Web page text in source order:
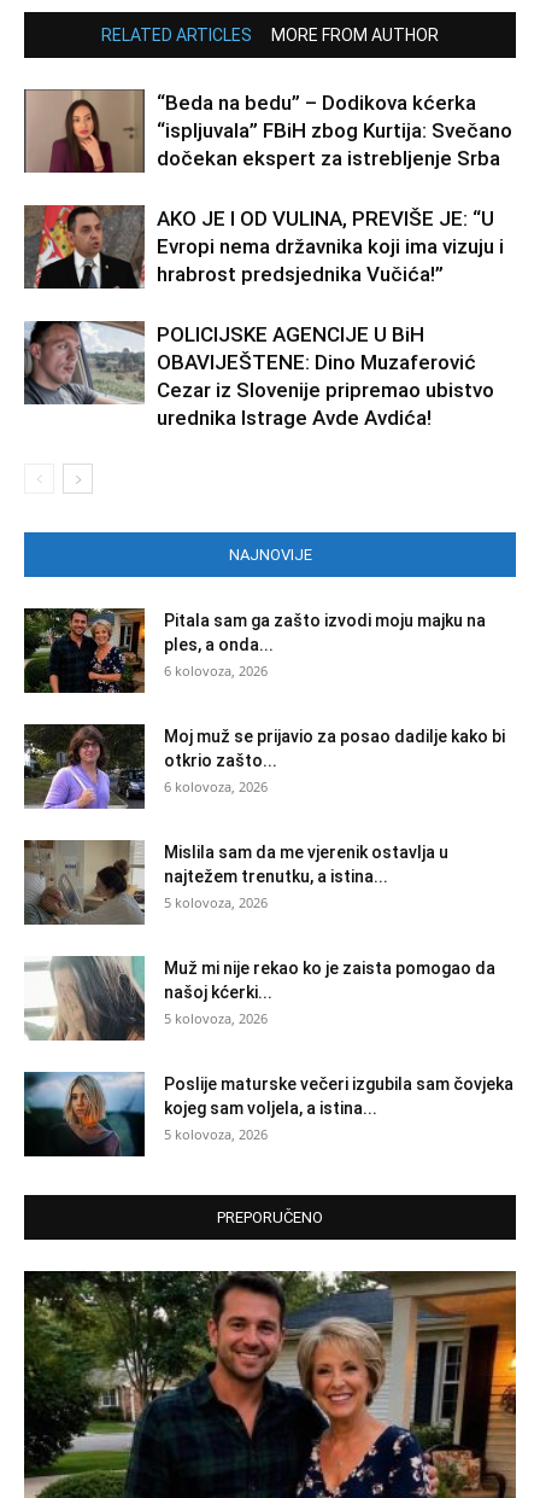
RELATED ARTICLES MORE FROM AUTHOR
“Beda na bedu” – Dodikova kćerka
“ispljuvala” FBiH zbog Kurtija: Svečano
dočekan ekspert za istrebljenje Srba
AKO JE I OD VULINA, PREVIŠE JE: “U
Evropi nema državnika koji ima vizuju i
hrabrost predsjednika Vučića!”
POLICIJSKE AGENCIJE U BiH
OBAVIJEŠTENE: Dino Muzaferović
Cezar iz Slovenije pripremao ubistvo
urednika Istrage Avde Avdića!
NAJNOVIJE
Pitala sam ga zašto izvodi moju majku na
ples, a onda...
6 kolovoza, 2026
Moj muž se prijavio za posao dadilje kako bi
otkrio zašto...
6 kolovoza, 2026
Mislila sam da me vjerenik ostavlja u
najtežem trenutku, a istina...
5 kolovoza, 2026
Muž mi nije rekao ko je zaista pomogao da
našoj kćerki...
5 kolovoza, 2026
Poslije maturske večeri izgubila sam čovjeka
kojeg sam voljela, a istina...
5 kolovoza, 2026
PREPORUČENO